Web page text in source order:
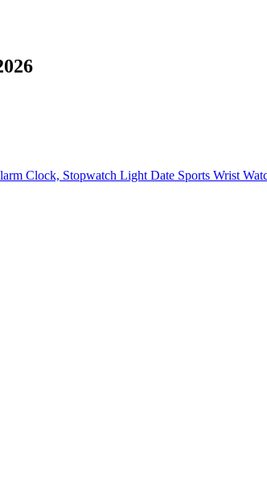
Clock, Stopwatch Light Date Sports Wrist